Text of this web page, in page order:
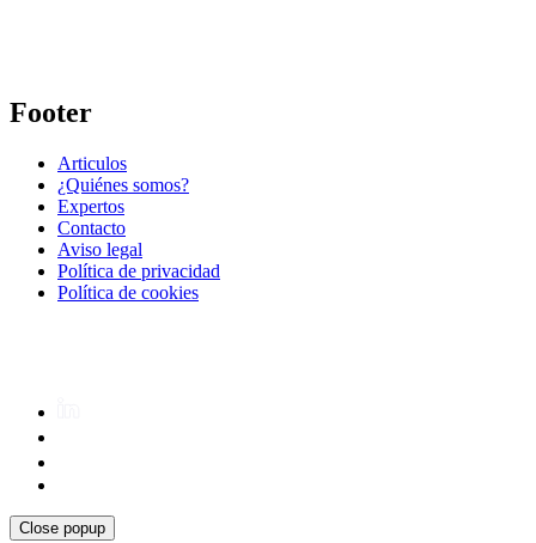
Footer
Articulos
¿Quiénes somos?
Expertos
Contacto
Aviso legal
Política de privacidad
Política de cookies
Close popup